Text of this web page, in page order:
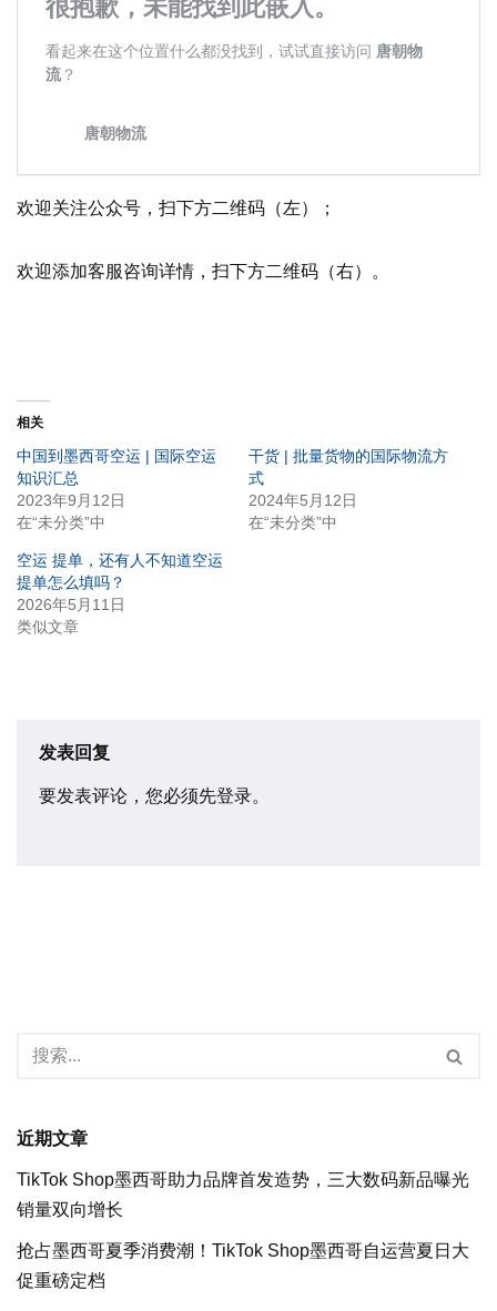
欢迎关注公众号，扫下方二维码（左）；
欢迎添加客服咨询详情，扫下方二维码（右）。
相关
中国到墨西哥空运 | 国际空运
知识汇总
2023年9月12日
在“未分类”中
干货 | 批量货物的国际物流方
式
2024年5月12日
在“未分类”中
空运 提单，还有人不知道空运
提单怎么填吗？
2026年5月11日
类似文章
发表回复
要发表评论，您必须先登录。
近期文章
TikTok Shop墨西哥助力品牌首发造势，三大数码新品曝光
销量双向增长
抢占墨西哥夏季消费潮！TikTok Shop墨西哥自运营夏日大
促重磅定档